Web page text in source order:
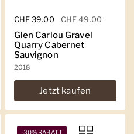
Regulärer Preis
CHF 39.00 Sale-Preis
CHF 49.00
Glen Carlou Gravel
Quarry Cabernet
Sauvignon
2018
Jetzt kaufen